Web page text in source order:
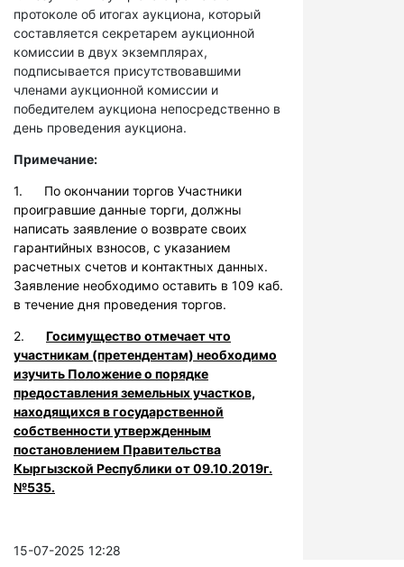
протоколе об итогах аукциона, который
составляется секретарем аукционной
комиссии в двух экземплярах,
подписывается присутствовавшими
членами аукционной комиссии и
победителем аукциона непосредственно в
день проведения аукциона.
Примечание:
1. По окончании торгов Участники
проигравшие данные торги, должны
написать заявление о возврате своих
гарантийных взносов, с указанием
расчетных счетов и контактных данных.
Заявление необходимо оставить в 109 каб.
в течение дня проведения торгов.
2. Госимущество отмечает что
участникам (претендентам) необходимо
изучить Положение о порядке
предоставления земельных участков,
находящихся в государственной
собственности утвержденным
постановлением Правительства
Кыргызской Республики от 09.10.2019г.
№535.
15-07-2025 12:28